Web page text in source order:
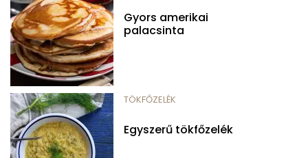
Gyors amerikai
palacsinta
TÖKFŐZELÉK
Egyszerű tökfőzelék